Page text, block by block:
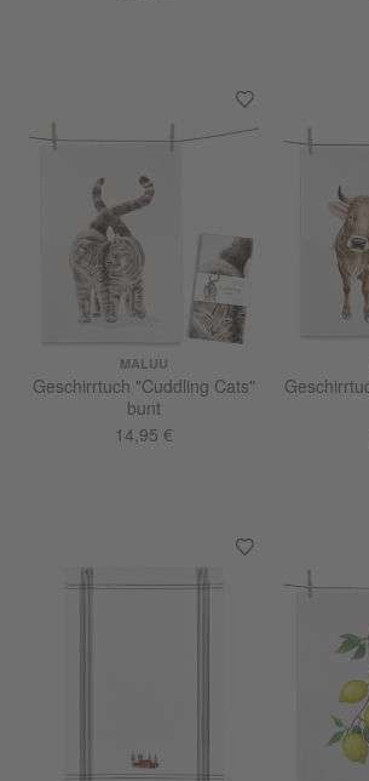
MALUU
Geschirrtuch "Cuddling Cats"
bunt
14,95 €